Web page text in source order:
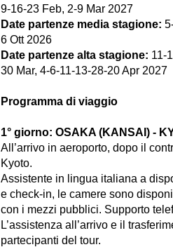
9-16-23 Feb, 2-9 Mar 2027
Date partenze media stagione:
6 Ott 2026
Date partenze alta stagione: 11-
30 Mar, 4-6-11-13-28-20 Apr 2027
Programma di viaggio
1° giorno: OSAKA (KANSAI) -
All’arrivo in aeroporto, dopo il
Kyoto.
Assistente in lingua italiana a
e check-in, le camere sono
con i mezzi pubblici. Supporto
L’assistenza all’arrivo e il
partecipanti del tour.